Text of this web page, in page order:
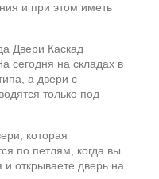
и при этом иметь
Двери Каскад
сегодня на складах в
а двери с
только под
которая
по петлям, когда вы
открываете дверь на